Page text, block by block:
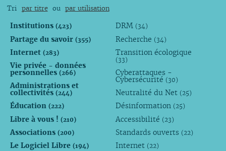
Tri par titre ou par utilisation
Institutions (423)
Partage du savoir (355)
Internet (283)
Vie privée - données
personnelles (266)
Administrations et
collectivités (244)
Éducation (222)
Libre à vous ! (210)
Associations (200)
Le Logiciel Libre (194)
DRM (34)
Recherche (34)
Transition écologique
(33)
Cyberattaques -
Cybersécurité (30)
Neutralité du Net (25)
Désinformation (25)
Accessibilité (23)
Standards ouverts (22)
Internet (22)